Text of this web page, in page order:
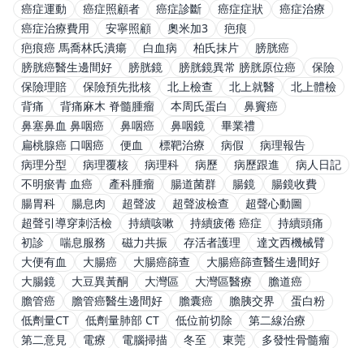
癌症運動
癌症照顧者 癌症診斷 癌症症狀
癌症治療
癌症治療費用
安寧照顧 奧米加3
疤痕
疤痕癌 馬喬林氏潰瘍
白血病 柏氏抹片
膀胱癌
膀胱癌醫生邊間好
膀胱鏡 膀胱鏡異常 膀胱原位癌
保險
保險理賠
保險預先批核 北上檢查 北上就醫
北上體檢
背痛
背痛麻木 脊髓腫瘤 本周氏蛋白
鼻竇癌
鼻塞鼻血 鼻咽癌
鼻咽癌 鼻咽鏡
畢業禮
扁桃腺癌 口咽癌
便血 標靶治療 病假
病理報告
病理分型
病理覆核 病理科 病歷 病歷跟進
病人日記
不明瘀青 血癌
產科腫瘤 腸道菌群 腸鏡
腸鏡收費
腸胃科
腸息肉 超聲波 超聲波檢查
超聲心動圖
超聲引導穿刺活檢
持續咳嗽 持續疲倦 癌症
持續頭痛
初診
喘息服務 磁力共振 存活者護理
達文西機械臂
大便有血
大腸癌 大腸癌篩查
大腸癌篩查醫生邊間好
大腸鏡
大豆異黃酮 大灣區 大灣區醫療
膽道癌
膽管癌
膽管癌醫生邊間好 膽囊癌 膽胰交界
蛋白粉
低劑量CT
低劑量肺部 CT 低位前切除
第二線治療
第二意見
電療 電腦掃描 冬至 東莞
多發性骨髓瘤